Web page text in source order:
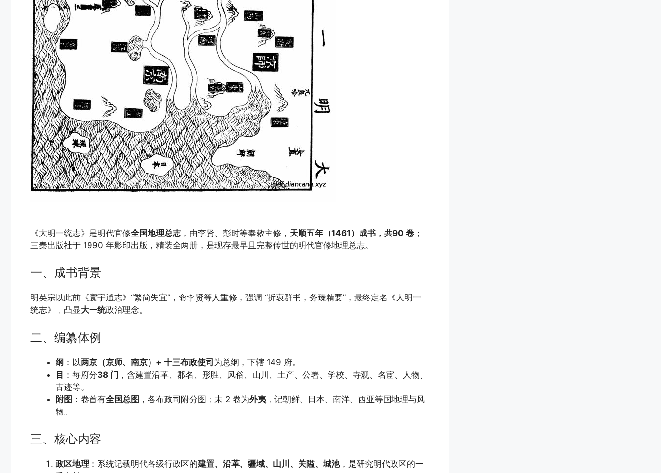
《大明一统志》是明代官修全国地理总志 ，由李贤、彭时等奉敕主修， 天顺五年（1461） 成书，共90 卷 ；
三秦出版社于 1990 年影印出版，精装全两册，是现存最早且完整传世的明代官修地理总志。
一、成书背景
明英宗以此前《寰宇通志》“繁简失宜”，命李贤等人重修，强调 “折衷群书，务臻精要”，最终定名《大明一
统志》，凸显大一统政治理念。
二、编纂体例
纲 ：以两京（京师、南京）+ 十三布政使司 为总纲，下辖 149 府。
目 ：每府分38 门 ，含建置沿革、郡名、形胜、风俗、山川、土产、公署、学校、寺观、名宦、人物、
古迹等。
附图 ：卷首有全国总图 ，各布政司附分图；末 2 卷为外夷 ，记朝鲜、日本、南洋、西亚等国地理与风
物。
三、核心内容
政区地理 ：系统记载明代各级行政区的建置、沿革、疆域、山川、关隘、城池，是研究明代政区的一